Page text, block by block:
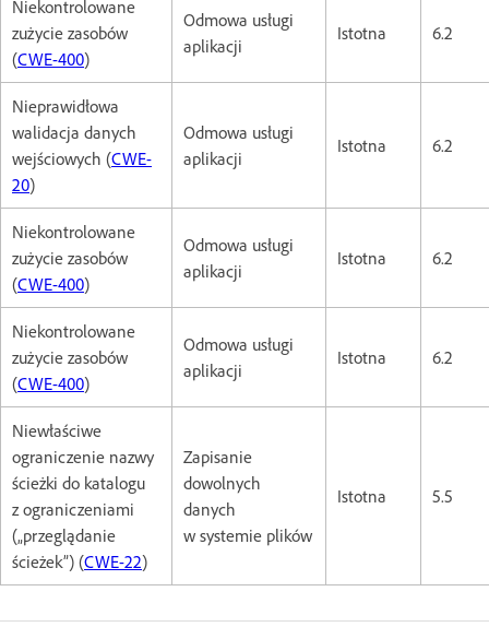
Niekontrolowane
zużycie zasobów
(CWE-400)
Odmowa usługi
aplikacji
Istotna 6.2
Nieprawidłowa
walidacja danych
wejściowych (CWE-
20)
Odmowa usługi
aplikacji
Istotna 6.2
Niekontrolowane
zużycie zasobów
(CWE-400)
Odmowa usługi
aplikacji
Istotna 6.2
Niekontrolowane
zużycie zasobów
(CWE-400)
Odmowa usługi
aplikacji
Istotna 6.2
Niewłaściwe
ograniczenie nazwy
ścieżki do katalogu
z ograniczeniami
(„przeglądanie
ścieżek”) (CWE-22)
Zapisanie
dowolnych
danych
w systemie plików
Istotna 5.5